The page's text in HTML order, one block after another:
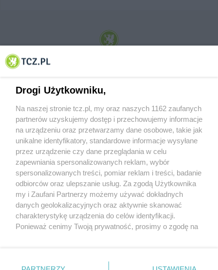
© 2001-2026 Tczew - TCZ.PL Sp. z o.o. Internetowy Serwis Informacyjny Miasta
O FIRMIE POLITYKA PRYWATNOŚCI HOSTING
REKLAMA WSPÓŁPRACA RSS FACEBOOK KONTAKT
Nasze serwisy
Aktualności
Tcz24
Muzyka i kultura
Archiwum wydarzeń
Drogi Użytkowniku,
Na naszej stronie tcz.pl, my oraz naszych 1162 zaufanych
partnerów uzyskujemy dostęp i przechowujemy informacje
na urządzeniu oraz przetwarzamy dane osobowe, takie jak
unikalne identyfikatory, standardowe informacje wysyłane
przez urządzenie czy dane przeglądania w celu
zapewniania spersonalizowanych reklam, wybór
spersonalizowanych treści, pomiar reklam i treści, badanie
odbiorców oraz ulepszanie usług. Za zgodą Użytkownika
my i Zaufani Partnerzy możemy używać dokładnych
danych geolokalizacyjnych oraz aktywnie skanować
charakterystykę urządzenia do celów identyfikacji.
Ponieważ cenimy Twoją prywatność, prosimy o zgodę na